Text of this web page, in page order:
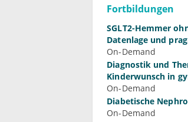
Fortbildungen
SGLT2-Hemmer
Datenlage und
On-Demand
Diagnostik und
Kinderwunsch in
On-Demand
Diabetische
On-Demand